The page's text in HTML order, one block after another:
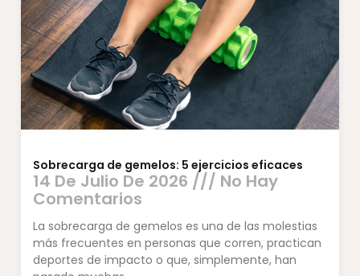
Sobrecarga de gemelos: 5 ejercicios eficaces
14 De Julio De 2026 No Hay
Comentarios
La sobrecarga de gemelos es una de las molestias
más frecuentes en personas que corren, practican
deportes de impacto o que, simplemente, han